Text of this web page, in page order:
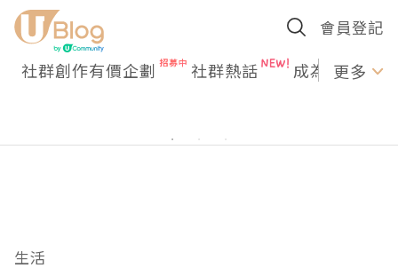
會員登記
社群創作有價企劃 社群熱話 成為U更多
生活